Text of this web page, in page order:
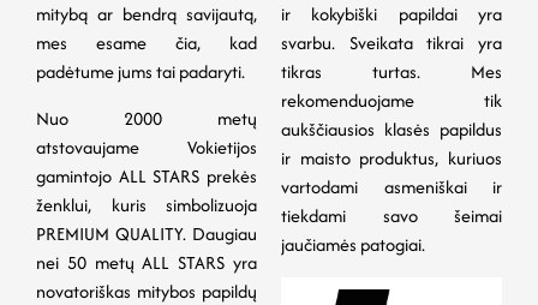
mitybą ar bendrą savijautą,
mes esame čia, kad
padėtume jums tai padaryti.
Nuo 2000 metų
atstovaujame Vokietijos
gamintojo ALL STARS prekės
ženklui, kuris simbolizuoja
PREMIUM QUALITY. Daugiau
nei 50 metų ALL STARS yra
novatoriškas mitybos papildų
ir kokybiški papildai yra
svarbu. Sveikata tikrai yra
tikras turtas. Mes
rekomenduojame tik
aukščiausios klasės papildus
ir maisto produktus, kuriuos
vartodami asmeniškai ir
tiekdami savo šeimai
jaučiamės patogiai.